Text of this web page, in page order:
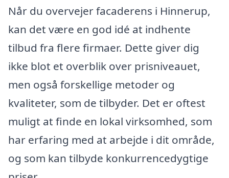
Når du overvejer facaderens i Hinnerup,
kan det være en god idé at indhente
tilbud fra flere firmaer. Dette giver dig
ikke blot et overblik over prisniveauet,
men også forskellige metoder og
kvaliteter, som de tilbyder. Det er oftest
muligt at finde en lokal virksomhed, som
har erfaring med at arbejde i dit område,
og som kan tilbyde konkurrencedygtige